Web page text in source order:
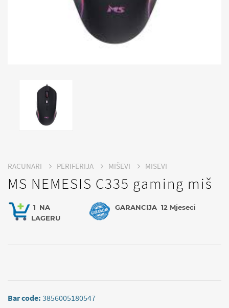
RACUNARI PERIFERIJA MIŠEVI MISEVI
MS NEMESIS C335 gaming miš
1 NA
LAGERU
GARANCIJA 12 Mjeseci
Bar code: 3856005180547